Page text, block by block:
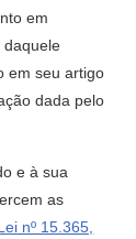
em
daquele
em seu artigo
dada pelo
e à sua
as
nº 15.365,